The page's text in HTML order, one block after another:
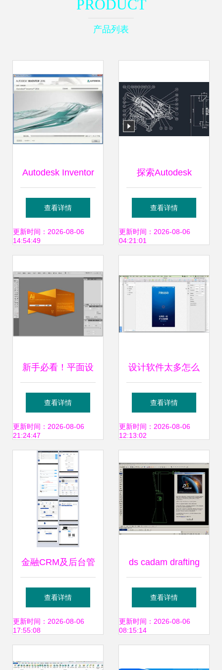
PRODUCT
产品列表
Autodesk Inventor
安装包下载与安装
教程（含破解激
查看详情
更新时间：2026-08-06
14:54:49
探索Autodesk
Inventor 专业机械
设计软件的3D
查看详情
更新时间：2026-08-06
04:21:01
新手必看！平面设
计软件推荐 这些工
具助你轻松开启设
计之路
查看详情
更新时间：2026-08-06
21:24:47
设计软件太多怎么
办？3年工作经验
帮你总结
查看详情
更新时间：2026-08-06
12:13:02
金融CRM及后台管
理软件UI规范与界
面设计指南
查看详情
更新时间：2026-08-06
17:55:08
ds cadam drafting
官方版下载 cad草
图绘制设计软件v5
查看详情
更新时间：2026-08-06
08:15:14